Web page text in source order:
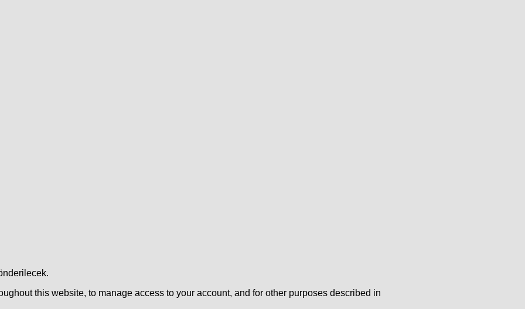
this website, to manage access to your account, and for other purposes described in